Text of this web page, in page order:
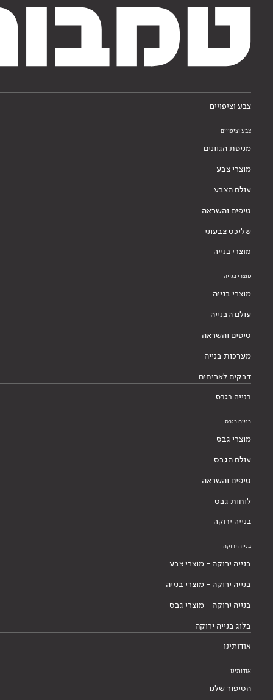
צבע וציפויים
צבע וציפויים
מניפת הגוונים
מוצרי צבע
עולם הצבע
טיפים והשראה
שליכט צבעוני
מוצרי בנייה
מוצרי בנייה
מוצרי בנייה
עולם הבנייה
טיפים והשראה
מערכות בנייה
דבקים לאריחים
בנייה בגבס
בנייה בגבס
מוצרי גבס
עולם הגבס
טיפים והשראה
לוחות גבס
בנייה ירוקה
בנייה ירוקה
בנייה ירוקה - מוצרי צבע
בנייה ירוקה - מוצרי בנייה
בנייה ירוקה - מוצרי גבס
בלוג בנייה ירוקה
אודותינו
אודותינו
הסיפור שלנו